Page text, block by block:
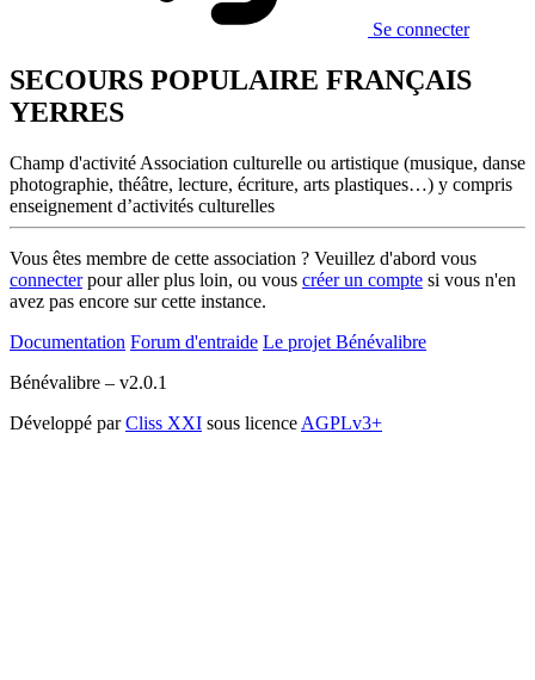
Se connecter
SECOURS POPULAIRE FRANÇAIS
YERRES
Champ d'activité Association culturelle ou artistique (musique, danse
photographie, théâtre, lecture, écriture, arts plastiques…) y compris
enseignement d’activités culturelles
Vous êtes membre de cette association ? Veuillez d'abord vous
connecterpour aller plus loin, ou vous créer un compte si vous n'en
avez pas encore sur cette instance.
Documentation Forum d'entraide Le projet Bénévalibre
Bénévalibre – v2.0.1
Développé parCliss XXI sous licence AGPLv3+